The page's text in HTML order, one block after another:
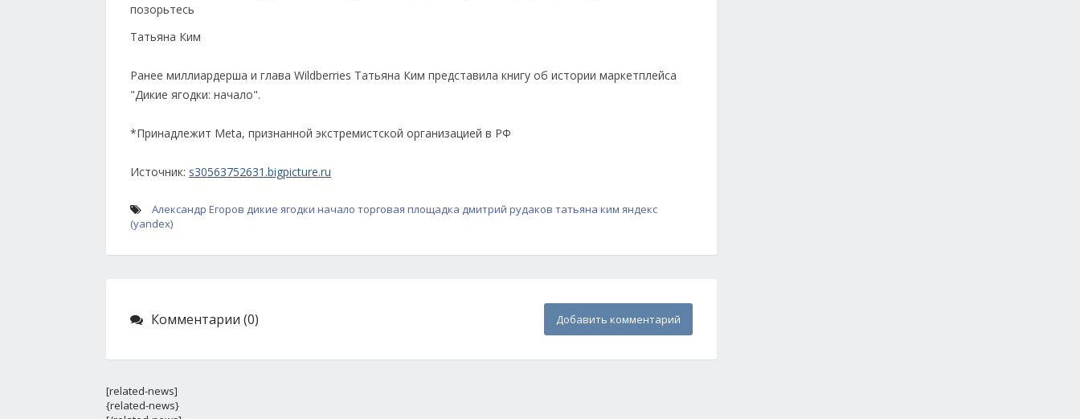
Татьяна Ким
Ранее миллиардерша и глава Wildberries Татьяна Ким представила книгу об истории маркетплейса
"Дикие ягодки: начало".
*Принадлежит Meta, признанной экстремистской организацией в РФ
Источник: s30563752631.bigpicture.ru
Александр Егоров дикие ягодки начало торговая площадка дмитрий рудаков татьяна ким яндекс
(yandex)
Комментарии (0) Добавить комментарий
[related-news]
{related-news}